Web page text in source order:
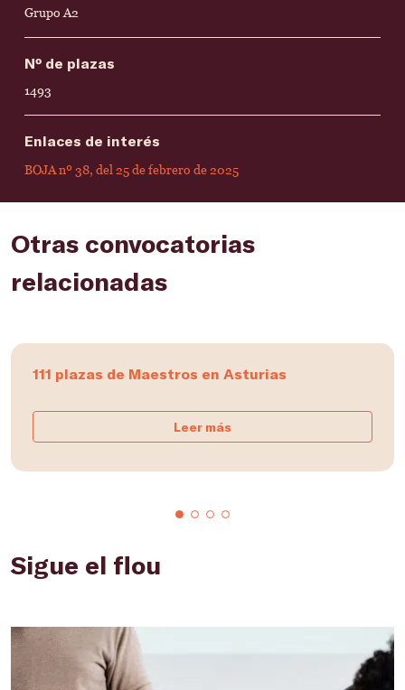
Grupo A2
Nº de plazas
1493
Enlaces de interés
BOJA nº 38, del 25 de febrero de 2025
Otras convocatorias
relacionadas
111 plazas de Maestros en Asturias
Leer más
Sigue el flou